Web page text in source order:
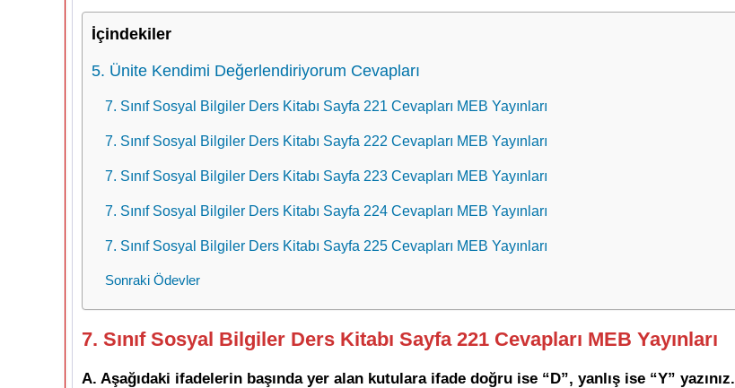
İçindekiler
5. Ünite Kendimi Değerlendiriyorum Cevapları
7. Sınıf Sosyal Bilgiler Ders Kitabı Sayfa 221 Cevapları MEB Yayınları
7. Sınıf Sosyal Bilgiler Ders Kitabı Sayfa 222 Cevapları MEB Yayınları
7. Sınıf Sosyal Bilgiler Ders Kitabı Sayfa 223 Cevapları MEB Yayınları
7. Sınıf Sosyal Bilgiler Ders Kitabı Sayfa 224 Cevapları MEB Yayınları
7. Sınıf Sosyal Bilgiler Ders Kitabı Sayfa 225 Cevapları MEB Yayınları
Sonraki Ödevler
7. Sınıf Sosyal Bilgiler Ders Kitabı Sayfa 221 Cevapları MEB Yayınları
A. Aşağıdaki ifadelerin başında yer alan kutulara ifade doğru ise “D”, yanlış ise “Y” yazınız.